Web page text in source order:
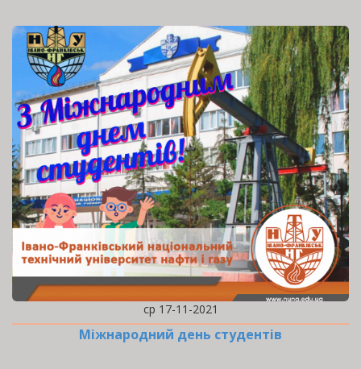
ср 17-11-2021
Міжнародний день студентів